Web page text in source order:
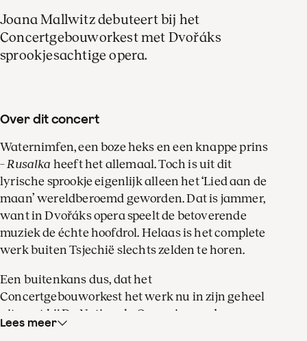
Joana Mallwitz debuteert bij het
Concertgebouworkest met Dvořáks
sprookjesachtige opera.
Over dit concert
Waternimfen, een boze heks en een knappe prins
–Rusalka heeft het allemaal. Toch is uit dit
lyrische sprookje eigenlijk alleen het ‘Lied aan de
maan’ wereldberoemd geworden. Dat is jammer,
want in Dvořáks opera speelt de betoverende
muziek de échte hoofdrol. Helaas is het complete
werk buiten Tsjechië slechts zelden te horen.
Een buitenkans dus, dat het
Concertgebouworkest het werk nu in zijn geheel
uitvoert bij De Nationale Opera, in een door
Philipp Stölzl geregisseerde productie. Het orkest
Lees meer